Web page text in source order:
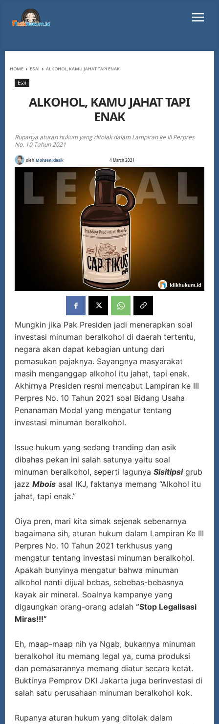
HOME ESAI ALKOHOL, KAMU JAHAT TAPI ENAK
Esai
ALKOHOL, KAMU JAHAT TAPI
ENAK
Rupanya aturan hukum yang ditolak dalam Lampiran ke III Perpres
No. 10 Tahun 2021
oleh Mohsen Klasik 4 March 2021
Mungkin jika Pak Presiden jadi menerapkan soal
investasi minuman beralkohol di daerah tertentu,
negara akan dapat kebagian untung dari
pemasukan pajaknya. Sayangnya masyarakat
masih menganggap alkohol itu jahat, tapi enak.
Akhirnya Presiden resmi mencabut Lampiran ke III
Perpres No. 10 Tahun 2021 soal Bidang Usaha
Penanaman Modal yang mengatur tentang
investasi minuman beralkohol.
Issue hukum yang sedang tranding dan asik
dibahas pekan ini salah satunya yaitu soal
minuman beralkohol, seperti lagunya Sisitipsigrub
jazz Mbois asal IKJ, faktanya memang “Alkohol itu
jahat, tapi enak.”
Oiya pren, mari kita simak sejenak sebenarnya
bagaimana sih, aturan hukum dalam Lampiran Ke III
Perpres No. 10 Tahun 2021 terkhusus yang
mengatur tentang investasi minuman beralkohol.
Apakah bunyinya mengatur bahwa minuman
alkohol nanti dijual bebas, sebebas-bebasnya
kayak air mineral. Soalnya kampanye yang
digaungkan orang-orang adalah “Stop Legalisasi
Miras!!!”
Eh, maap-maap nih ya Ngab, bukannya minuman
beralkohol itu memang legal ya, cuma produksi
dan pemasarannya memang diatur secara ketat.
Buktinya Pemprov DKI Jakarta juga berinvestasi di
salah satu perusahaan minuman beralkohol kok.
Rupanya aturan hukum yang ditolak dalam